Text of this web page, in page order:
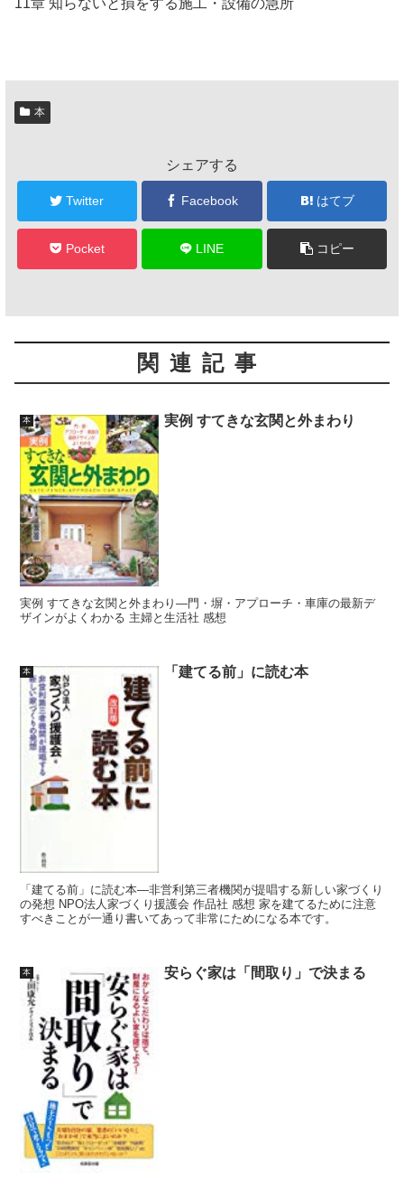
11章 知らないと損をする施工・設備の急所
本
シェアする
Twitter Facebook はてブ
Pocket LINE コピー
関連記事
本 実例 すてきな玄関と外まわり
実例 すてきな玄関と外まわり―門・塀・アプローチ・車庫の最新デ
ザインがよくわかる 主婦と生活社 感想
本 「建てる前」に読む本
「建てる前」に読む本―非営利第三者機関が提唱する新しい家づくり
の発想 NPO法人家づくり援護会 作品社 感想 家を建てるために注意
すべきことが一通り書いてあって非常にためになる本です。
本 安らぐ家は「間取り」で決まる